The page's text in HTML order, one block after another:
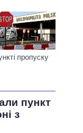
пропуску
пункт
з